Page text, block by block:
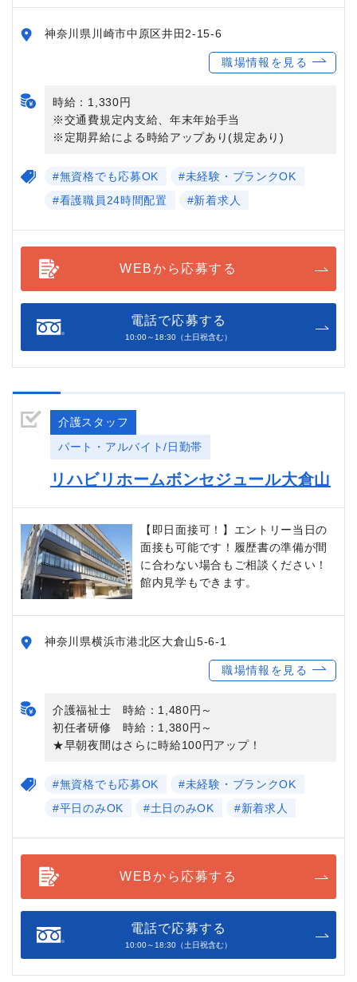
神奈川県川崎市中原区井田2-15-6
職場情報を見る
時給：1,330円
※交通費規定内支給、年末年始手当
※定期昇給による時給アップあり(規定あり)
#無資格でも応募OK
#未経験・ブランクOK
#看護職員24時間配置
#新着求人
WEBから応募する
電話で応募する
10:00～18:30（土日祝含む）
介護スタッフ
パート・アルバイト/日勤帯
リハビリホームボンセジュール大倉山
【即日面接可！】エントリー当日の
面接も可能です！履歴書の準備が間
に合わない場合もご相談ください！
館内見学もできます。
神奈川県横浜市港北区大倉山5-6-1
職場情報を見る
介護福祉士 時給：1,480円～
初任者研修 時給：1,380円～
★早朝夜間はさらに時給100円アップ！
#無資格でも応募OK
#未経験・ブランクOK
#平日のみOK
#土日のみOK #新着求人
WEBから応募する
電話で応募する
10:00～18:30（土日祝含む）